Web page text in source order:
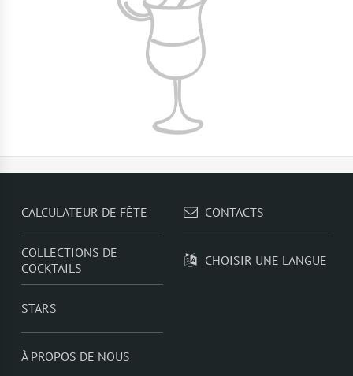
CALCULATEUR DE FÊTE
COLLECTIONS DE
COCKTAILS
STARS
À PROPOS DE NOUS
CONTACTS
CHOISIR UNE LANGUE